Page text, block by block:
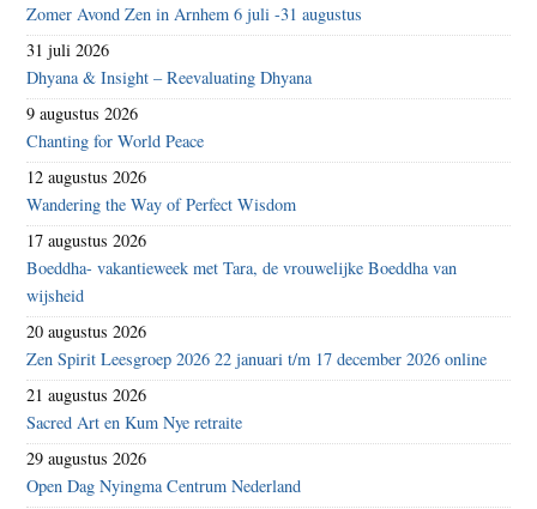
Zomer Avond Zen in Arnhem 6 juli -31 augustus
31 juli 2026
Dhyana & Insight – Reevaluating Dhyana
9 augustus 2026
Chanting for World Peace
12 augustus 2026
Wandering the Way of Perfect Wisdom
17 augustus 2026
Boeddha- vakantieweek met Tara, de vrouwelijke Boeddha van
wijsheid
20 augustus 2026
Zen Spirit Leesgroep 2026 22 januari t/m 17 december 2026 online
21 augustus 2026
Sacred Art en Kum Nye retraite
29 augustus 2026
Open Dag Nyingma Centrum Nederland